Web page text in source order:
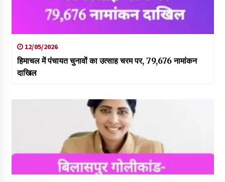
12/05/2026
हिमाचल में पंचायत चुनावों का उत्साह चरम पर, 79,676 नामांकन
दाखिल